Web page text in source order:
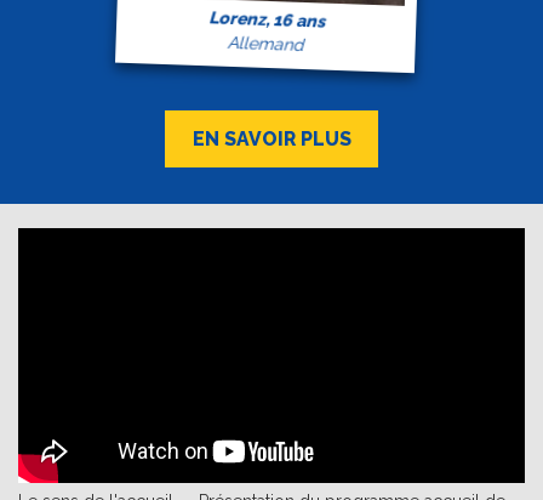
Lorenz, 16 ans
Allemand
EN SAVOIR PLUS